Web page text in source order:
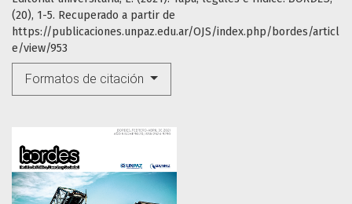
(20), 1-5. Recuperado a partir de
https://publicaciones.unpaz.edu.ar/OJS/index.php/bordes/articl
e/view/953
Formatos de citación